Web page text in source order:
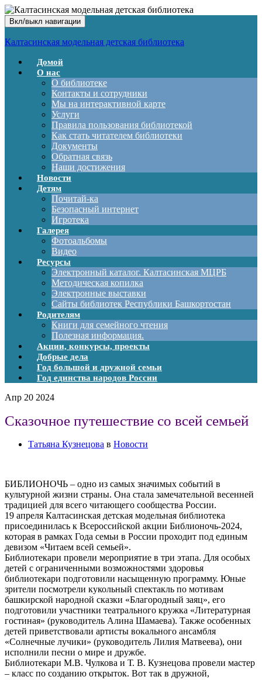
Вкл/выкл навигации
Калтасинская модельная детская библиотека
Домой
О нас
О библиотеке
Контакты и сотрудники
Мы на интерактивной карте
Услуги
Правила пользования библиотекой
Как стать читателем библиотеки
Документы
Обратная связь
Наши достижения
Новости
Детям
Почитай-ка
Безопасный интернет
Игротека
Галерея
Фотоальбомы
Видео
Ресурсы
Электронный каталог. Калтасинская МЦРБ
Методическая копилка
Электронные выставки
Сайты библиотек Республики Башкортостан
Родителям
Книги для семейного чтения
Полезная информация.
Акции, конкурсы, проекты
Добрые дела
Год большой и дружной семьи
Год единства народов России
Апр 20 2024
Сказочное путешествие со всей семьей
Татьяна Кузнецова в Новости
БИБЛИОНОЧЬ – одно из самых значимых событий в
культурной жизни страны. Она стала замечательной весенней
традицией для всего читающего сообщества России.
19 апреля Калтасинская детская модельная библиотека
присоединилась к Всероссийской акции Библионочь-2024,
которая в рамках Года семьи в России проходит под единым
девизом «Читаем всей семьей».
Библиотекари провели мероприятие в три этапа. Для особых
детей с ограниченными возможностями здоровья
библиотекари подготовили насыщенную программу. Юные
зрители посмотрели кукольный спектакль по мотивам
башкирской народной сказки «Благородный заяц», его
подготовили участники театрального кружка «Литературная
гостиная» (руководитель Алина Шамаева). Также особенных
детей приветствовали артисты вокального ансамбля
«Солнечные лучики» (руководитель Лилия Матвеева), они
исполнили песни о мире и дружбе.
Библиотекари М.В. Чулкова и Т. В. Кузнецова провели мастер
– класс по созданию открыток. Вот так в дружной,